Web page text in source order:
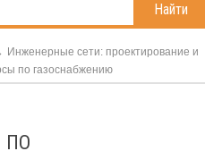
Найти
Инженерные сети: проектирование и
по газоснабжению
ПО